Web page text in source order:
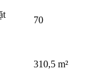
70
310,5 m²